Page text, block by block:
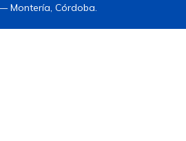
Montería, Córdoba.